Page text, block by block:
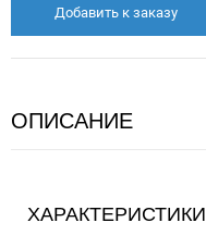
Добавить к заказу
ОПИСАНИЕ
ХАРАКТЕРИСТИКИ